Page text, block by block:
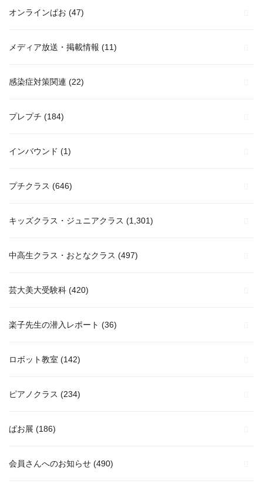
オンラインぱお (47)
メディア放送・掲載情報 (11)
感染症対策関連 (22)
プレプチ (184)
インバウンド (1)
プチクラス (646)
キッズクラス・ジュニアクラス (1,301)
中高生クラス・おとなクラス (497)
芸大美大受験科 (420)
楽子先生の潜入レポート (36)
ロボット教室 (142)
ピアノクラス (234)
ぱお展 (186)
会員さんへのお知らせ (490)